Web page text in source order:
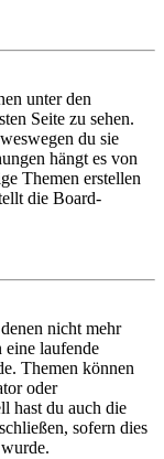
unter den
Seite zu sehen.
du sie
hängt es von
Themen erstellen
die Board-
nicht mehr
eine laufende
Themen können
oder
hast du auch die
sofern dies